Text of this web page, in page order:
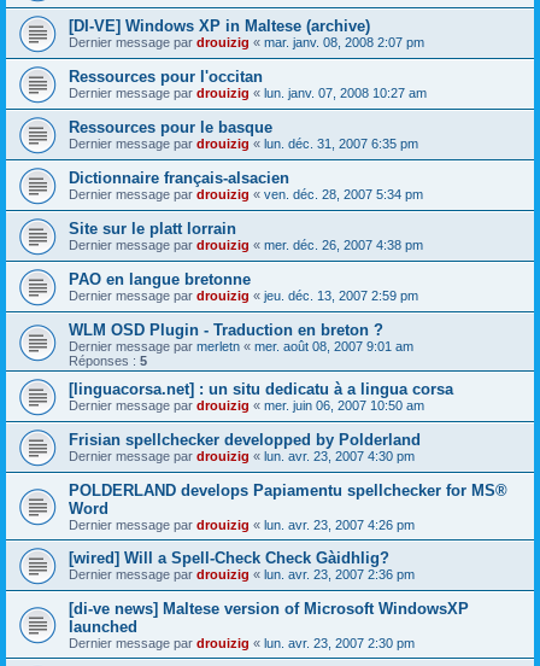
[DI-VE] Windows XP in Maltese (archive)
Dernier message par drouizig « mar. janv. 08, 2008 2:07 pm
Ressources pour l'occitan
Dernier message par drouizig « lun. janv. 07, 2008 10:27 am
Ressources pour le basque
Dernier message par drouizig « lun. déc. 31, 2007 6:35 pm
Dictionnaire français-alsacien
Dernier message par drouizig « ven. déc. 28, 2007 5:34 pm
Site sur le platt lorrain
Dernier message par drouizig « mer. déc. 26, 2007 4:38 pm
PAO en langue bretonne
Dernier message par drouizig « jeu. déc. 13, 2007 2:59 pm
WLM OSD Plugin - Traduction en breton ?
Dernier message par merletn « mer. août 08, 2007 9:01 am
Réponses : 5
[linguacorsa.net] : un situ dedicatu à a lingua corsa
Dernier message par drouizig « mer. juin 06, 2007 10:50 am
Frisian spellchecker developped by Polderland
Dernier message par drouizig « lun. avr. 23, 2007 4:30 pm
POLDERLAND develops Papiamentu spellchecker for MS®
Word
Dernier message par drouizig « lun. avr. 23, 2007 4:26 pm
[wired] Will a Spell-Check Check Gàidhlig?
Dernier message par drouizig « lun. avr. 23, 2007 2:36 pm
[di-ve news] Maltese version of Microsoft WindowsXP
launched
Dernier message par drouizig « lun. avr. 23, 2007 2:30 pm